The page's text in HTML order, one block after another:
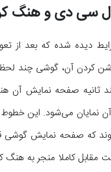
سی دی و هنگ
دیده شده که بعد از
کردن آن، گوشی چند
ثانیه صفحه نمایش آن
نمایان می‌شود. این
که صفحه نمایش گوشی
مقابل کاملا منجر به هنگ